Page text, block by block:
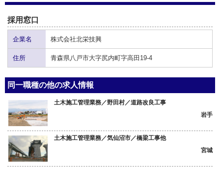
採用窓口
企業名 株式会社北栄技興
住所 青森県八戸市大字尻内町字高田19-4
同一職種の他の求人情報
土木施工管理業務／野田村／道路改良工事
岩手
土木施工管理業務／気仙沼市／橋梁工事他
宮城